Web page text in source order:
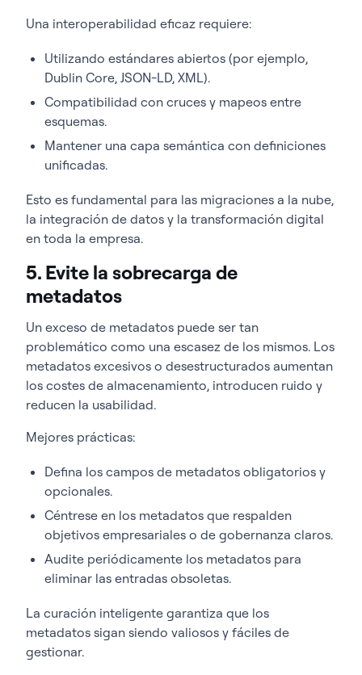
Una interoperabilidad eficaz requiere:
Utilizando estándares abiertos (por ejemplo,
Dublin Core, JSON-LD, XML).
Compatibilidad con cruces y mapeos entre
esquemas.
Mantener una capa semántica con definiciones
unificadas.
Esto es fundamental para las migraciones a la nube,
la integración de datos y la transformación digital
en toda la empresa.
5. Evite la sobrecarga de
metadatos
Un exceso de metadatos puede ser tan
problemático como una escasez de los mismos. Los
metadatos excesivos o desestructurados aumentan
los costes de almacenamiento, introducen ruido y
reducen la usabilidad.
Mejores prácticas:
Defina los campos de metadatos obligatorios y
opcionales.
Céntrese en los metadatos que respalden
objetivos empresariales o de gobernanza claros.
Audite periódicamente los metadatos para
eliminar las entradas obsoletas.
La curación inteligente garantiza que los
metadatos sigan siendo valiosos y fáciles de
gestionar.